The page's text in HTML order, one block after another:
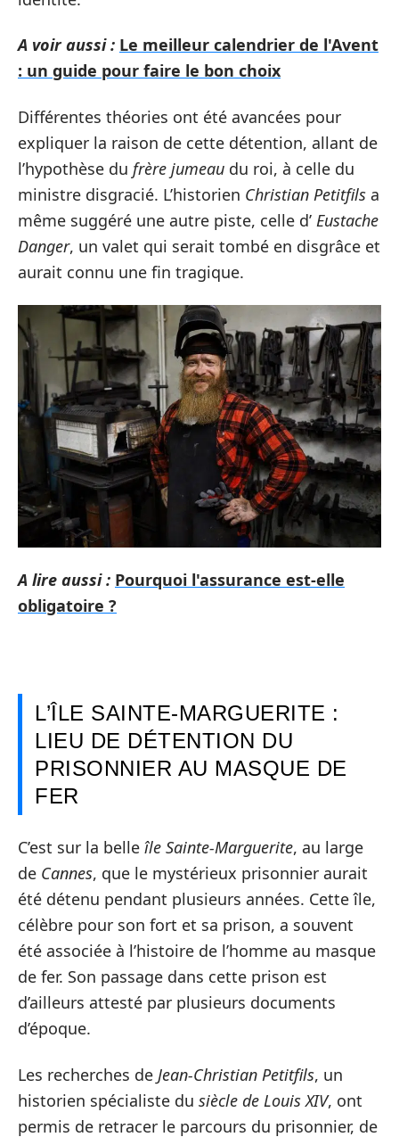
A voir aussi : Le meilleur calendrier de l'Avent
: un guide pour faire le bon choix
Différentes théories ont été avancées pour
expliquer la raison de cette détention, allant de
l’hypothèse du frère jumeau du roi, à celle du
ministre disgracié. L’historien Christian Petitfils a
même suggéré une autre piste, celle d’ Eustache
Danger, un valet qui serait tombé en disgrâce et
aurait connu une fin tragique.
A lire aussi : Pourquoi l'assurance est-elle
obligatoire ?
L’ÎLE SAINTE-MARGUERITE :
LIEU DE DÉTENTION DU
PRISONNIER AU MASQUE DE
FER
C’est sur la belle île Sainte-Marguerite, au large
de Cannes, que le mystérieux prisonnier aurait
été détenu pendant plusieurs années. Cette île,
célèbre pour son fort et sa prison, a souvent
été associée à l’histoire de l’homme au masque
de fer. Son passage dans cette prison est
d’ailleurs attesté par plusieurs documents
d’époque.
Les recherches de Jean-Christian Petitfils, un
historien spécialiste du siècle de Louis XIV, ont
permis de retracer le parcours du prisonnier, de